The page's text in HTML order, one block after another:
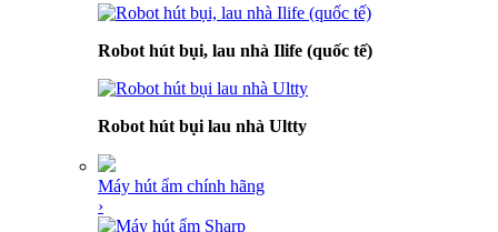
Robot hút bụi, lau nhà Ilife (quốc tế)
Robot hút bụi lau nhà Ultty
Máy hút ẩm chính hãng
›